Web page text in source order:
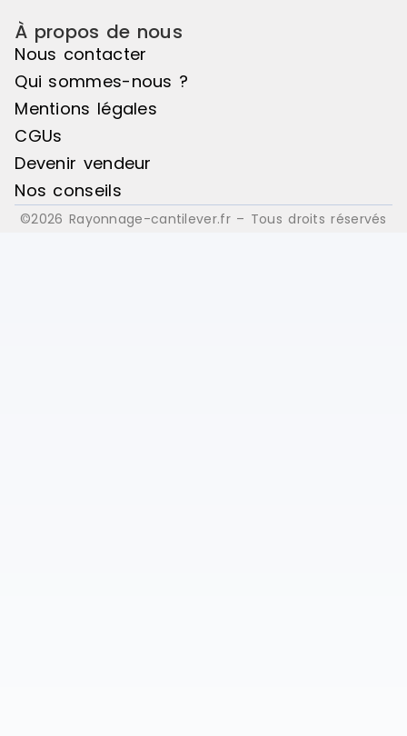
À propos de nous
Nous contacter
Qui sommes-nous ?
Mentions légales
CGUs
Devenir vendeur
Nos conseils
©2026 Rayonnage-cantilever.fr – Tous droits réservés